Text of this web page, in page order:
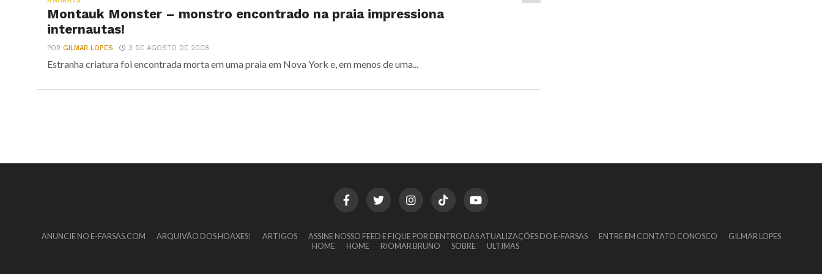
Montauk Monster – monstro encontrado na praia impressiona
internautas!
POR GILMAR LOPES 3 DE AGOSTO DE 2008
Estranha criatura foi encontrada morta em uma praia em Nova York e, em menos de uma...
ANUNCIE NO E-FARSAS.COM ARQUIVÃO DOS HOAXES! ARTIGOS ASSINE NOSSO FEED E FIQUE POR DENTRO DAS ATUALIZAÇÕES DO E-FARSAS ENTRE EM CONTATO CONOSCO
GILMAR LOPES
HOME
HOME RIOMAR BRUNO SOBRE ULTIMAS